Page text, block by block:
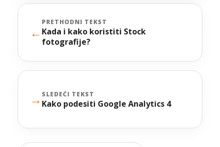
←
PRETHODNI TEKST
Kada i kako koristiti Stock
fotografije?
SLEDEĆI TEKST
Kako podesiti Google Analytics 4
→